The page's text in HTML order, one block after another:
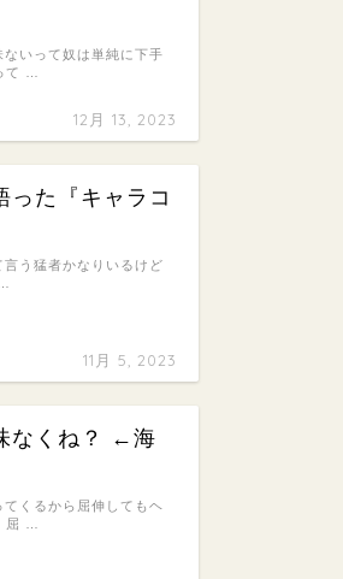
12月 13, 2023
って奴は単純に下手
て …
った『キャラコ
11月 5, 2023
猛者かなりいるけど
なくね？ ←海
るから屈伸してもヘ
屈 …